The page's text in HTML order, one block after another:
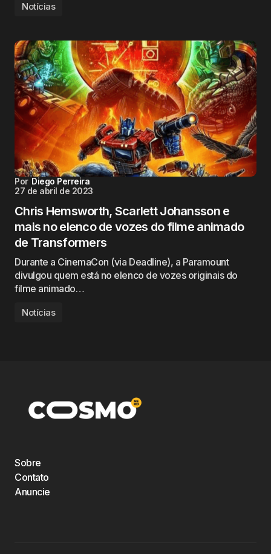
Notícias
Por Diego Perreira
27 de abril de 2023
Chris Hemsworth, Scarlett Johansson e
mais no elenco de vozes do filme animado
de Transformers
Durante a CinemaCon (via Deadline), a Paramount
divulgou quem está no elenco de vozes originais do
filme animado…
Notícias
Sobre
Contato
Anuncie